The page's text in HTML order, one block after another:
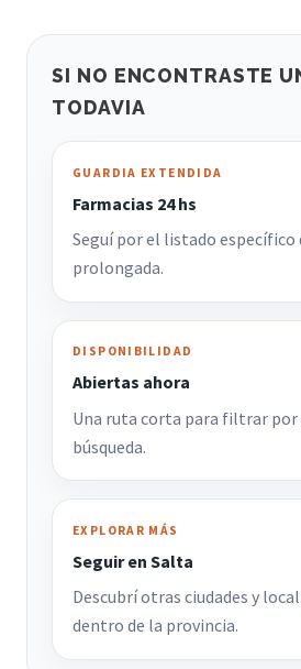
SI NO ENCONTRASTE
TODAVIA
GUARDIA EXTENDIDA
Farmacias 24 hs
Seguí por el listado específico
prolongada.
DISPONIBILIDAD
Abiertas ahora
Una ruta corta para filtrar
búsqueda.
EXPLORAR MÁS
Seguir en Salta
Descubrí otras ciudades y
dentro de la provincia.